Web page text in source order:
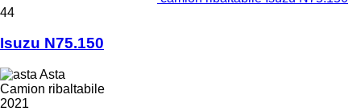
44
Isuzu N75.150
Asta
Camion ribaltabile
2021